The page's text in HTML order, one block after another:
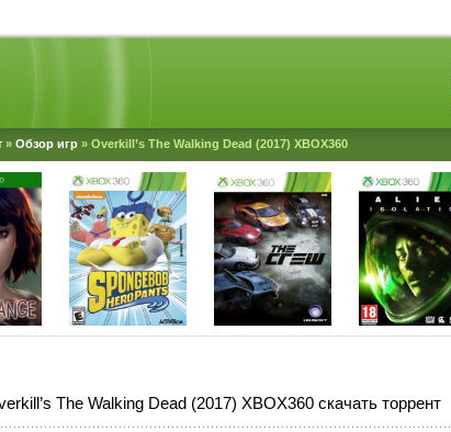
» Обзор игр» Overkill’s The Walking Dead (2017) XBOX360
The Walking Dead (2017) XBOX360 скачать торрент